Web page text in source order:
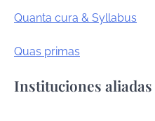
Quanta cura & Syllabus
Quas primas
Instituciones aliadas